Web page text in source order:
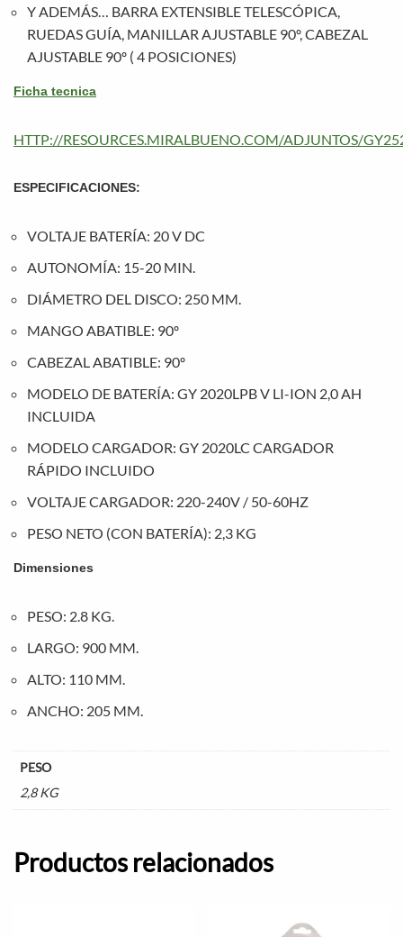
Y ADEMÁS… BARRA EXTENSIBLE TELESCÓPICA,
RUEDAS GUÍA, MANILLAR AJUSTABLE 90º, CABEZAL
AJUSTABLE 90º ( 4 POSICIONES)
Ficha tecnica
HTTP://RESOURCES.MIRALBUENO.COM/ADJUNTOS/
ESPECIFICACIONES:
VOLTAJE BATERÍA: 20 V DC
AUTONOMÍA: 15-20 MIN.
DIÁMETRO DEL DISCO: 250 MM.
MANGO ABATIBLE: 90º
CABEZAL ABATIBLE: 90º
MODELO DE BATERÍA: GY 2020LPB V LI-ION 2,0 AH
INCLUIDA
MODELO CARGADOR: GY 2020LC CARGADOR
RÁPIDO INCLUIDO
VOLTAJE CARGADOR: 220-240V / 50-60HZ
PESO NETO (CON BATERÍA): 2,3 KG
Dimensiones
PESO: 2.8 KG.
LARGO: 900 MM.
ALTO: 110 MM.
ANCHO: 205 MM.
PESO
2,8 KG
Productos relacionados